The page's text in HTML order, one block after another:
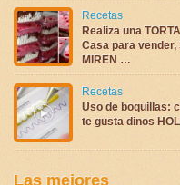
Recetas
Realiza una
Casa para vender,
MIREN …
Recetas
Uso de boquillas:
te gusta dinos
Las mejores